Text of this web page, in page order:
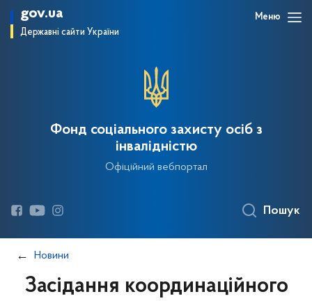
gov.ua
Державні сайти України
Меню
Фонд соціального захисту осіб з
інвалідністю
Офіційний вебпортал
Пошук
Новини
Засідання координаційного